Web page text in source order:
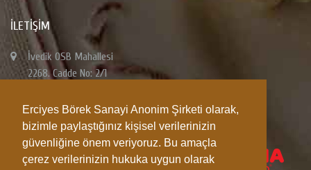
Erciyes Börek Sanayi Anonim Şirketi olarak,
bizimle paylaştığınız kişisel verilerinizin
güvenliğine önem veriyoruz. Bu amaçla
çerez verilerinizin hukuka uygun olarak
İLETIŞIM
İvedik OSB Mahallesi
2268. Cadde No: 2/1
0850 333 06 06
0312 945 06 06
0312 394 76 40-60